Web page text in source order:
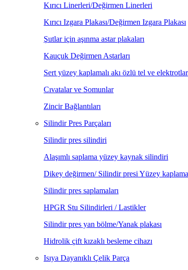
Kırıcı Linerleri/Değirmen Linerleri
Kırıcı Izgara Plakası/Değirmen Izgara Plakası
Şutlar için aşınma astar plakaları
Kauçuk Değirmen Astarları
Sert yüzey kaplamalı akı özlü tel ve elektrotlar
Cıvatalar ve Somunlar
Zincir Bağlantıları
Silindir Pres Parçaları
Silindir pres silindiri
Alaşımlı saplama yüzey kaynak silindiri
Dikey değirmen/ Silindir presi Yüzey
Silindir pres saplamaları
HPGR Stu Silindirleri / Lastikler
Silindir pres yan bölme/Yanak plakası
Hidrolik çift kızaklı besleme cihazı
Isıya Dayanıklı Çelik Parça